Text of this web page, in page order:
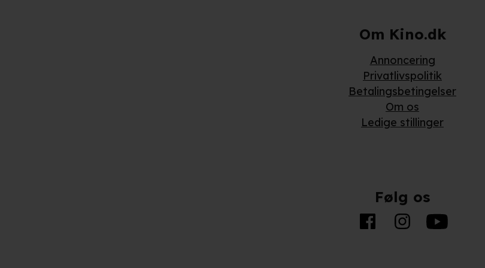
læse mere om vores brug af cookies og behandling af dine personoplysninger i både vores
Om Kino.dk
Annoncering
Privatlivspolitik
Betalingsbetingelser
Om os
Ledige stillinger
Følg os